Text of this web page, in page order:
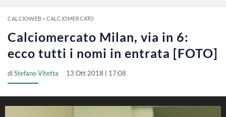
CALCIOWEB» CALCIOMERCATO
Calciomercato Milan, via in 6:
ecco tutti i nomi in entrata [FOTO]
diStefano Vitetta 13 Ott 2018 | 17:08